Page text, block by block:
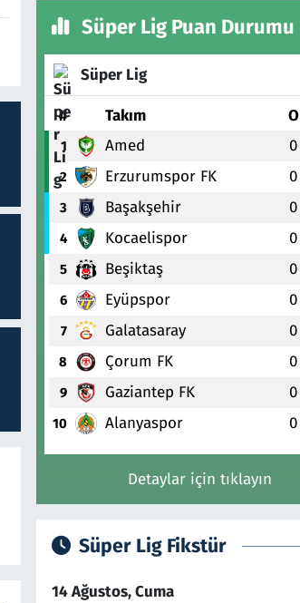
Süper Lig Puan Durumu
Süper Lig
# Takım O
1 Amed 0
2 Erzurumspor FK 0
3 Başakşehir 0
4 Kocaelispor 0
5 Beşiktaş 0
6 Eyüpspor 0
7 Galatasaray 0
8 Çorum FK 0
9 Gaziantep FK 0
10 Alanyaspor 0
Detaylar için tıklayın
Süper Lig Fikstür
14 Ağustos, Cuma